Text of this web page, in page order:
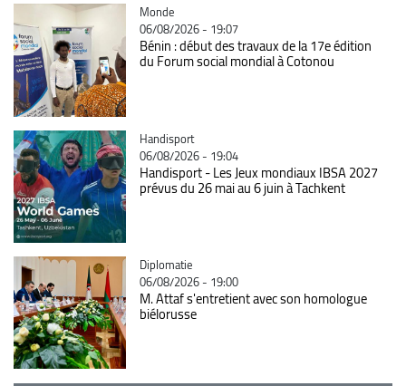
Catégorie
Monde
06/08/2026 - 19:07
Bénin : début des travaux de la 17e édition
du Forum social mondial à Cotonou
Catégorie
Handisport
06/08/2026 - 19:04
Handisport - Les Jeux mondiaux IBSA 2027
prévus du 26 mai au 6 juin à Tachkent
Catégorie
Diplomatie
06/08/2026 - 19:00
M. Attaf s'entretient avec son homologue
biélorusse